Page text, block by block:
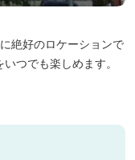
絶好のロケーションで
つでも楽しめます。